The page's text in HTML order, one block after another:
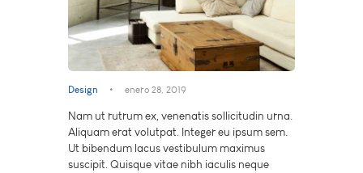
Design enero 28, 2019
Nam ut rutrum ex, venenatis sollicitudin urna.
Aliquam erat volutpat. Integer eu ipsum sem.
Ut bibendum lacus vestibulum maximus
suscipit. Quisque vitae nibh iaculis neque